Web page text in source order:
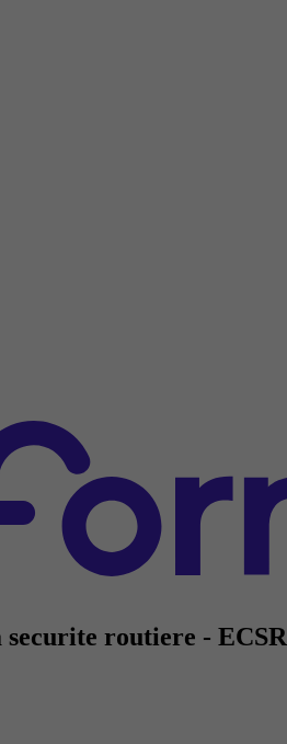
securite routiere - ECSR